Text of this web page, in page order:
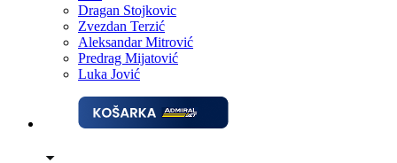
Dragan Stojkovic
Zvezdan Terzić
Aleksandar Mitrović
Predrag Mijatović
Luka Jović